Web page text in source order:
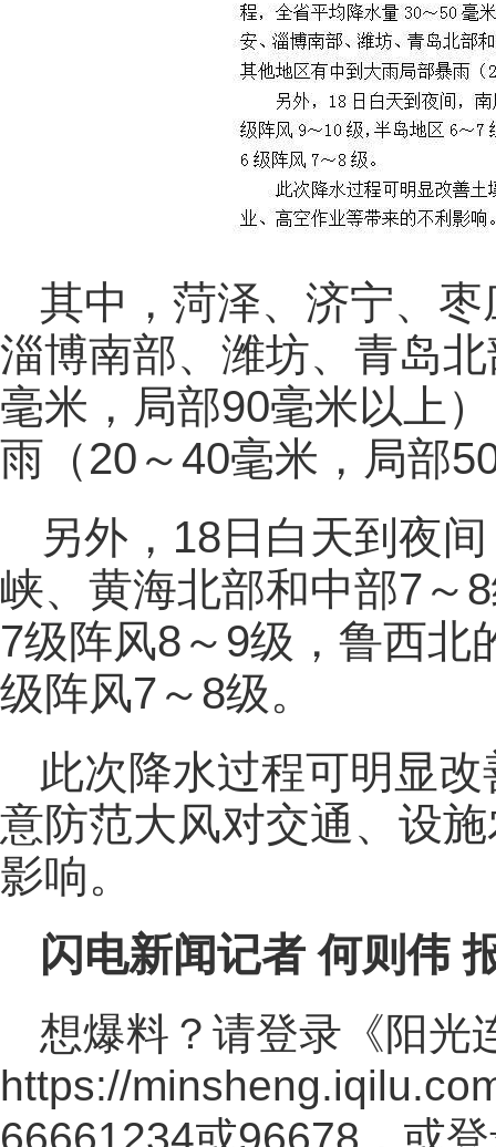
其中，菏泽、济宁、
淄博南部、潍坊、青岛
毫米，局部90毫米以上
雨（20～40毫米，局部
另外，18日白天到夜
峡、黄海北部和中部7～
7级阵风8～9级，鲁西北
级阵风7～8级。
此次降水过程可明显
意防范大风对交通、设
影响。
闪电新闻记者 何则伟
想爆料？请登录《阳光
https://